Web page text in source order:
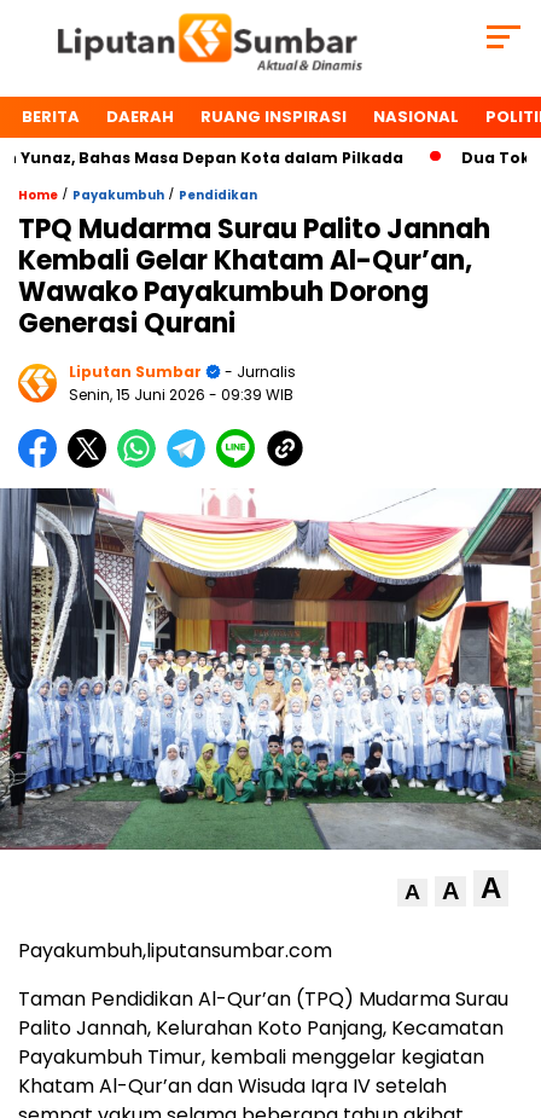
BERITA DAERAH RUANG INSPIRASI NASIONAL
Bahas Masa Depan Kota dalam Pilkada Dua Tokoh
Home / Payakumbuh / Pendidikan
TPQ Mudarma Surau Palito Jannah
Kembali Gelar Khatam Al-Qur’an,
Wawako Payakumbuh Dorong
Generasi Qurani
Liputan Sumbar
- Jurnalis
Senin, 15 Juni 2026 - 09:39 WIB
A A A
Payakumbuh,liputansumbar.com
Taman Pendidikan Al-Qur’an (TPQ) Mudarma Surau
Palito Jannah, Kelurahan Koto Panjang, Kecamatan
Payakumbuh Timur, kembali menggelar kegiatan
Khatam Al-Qur’an dan Wisuda Iqra IV setelah